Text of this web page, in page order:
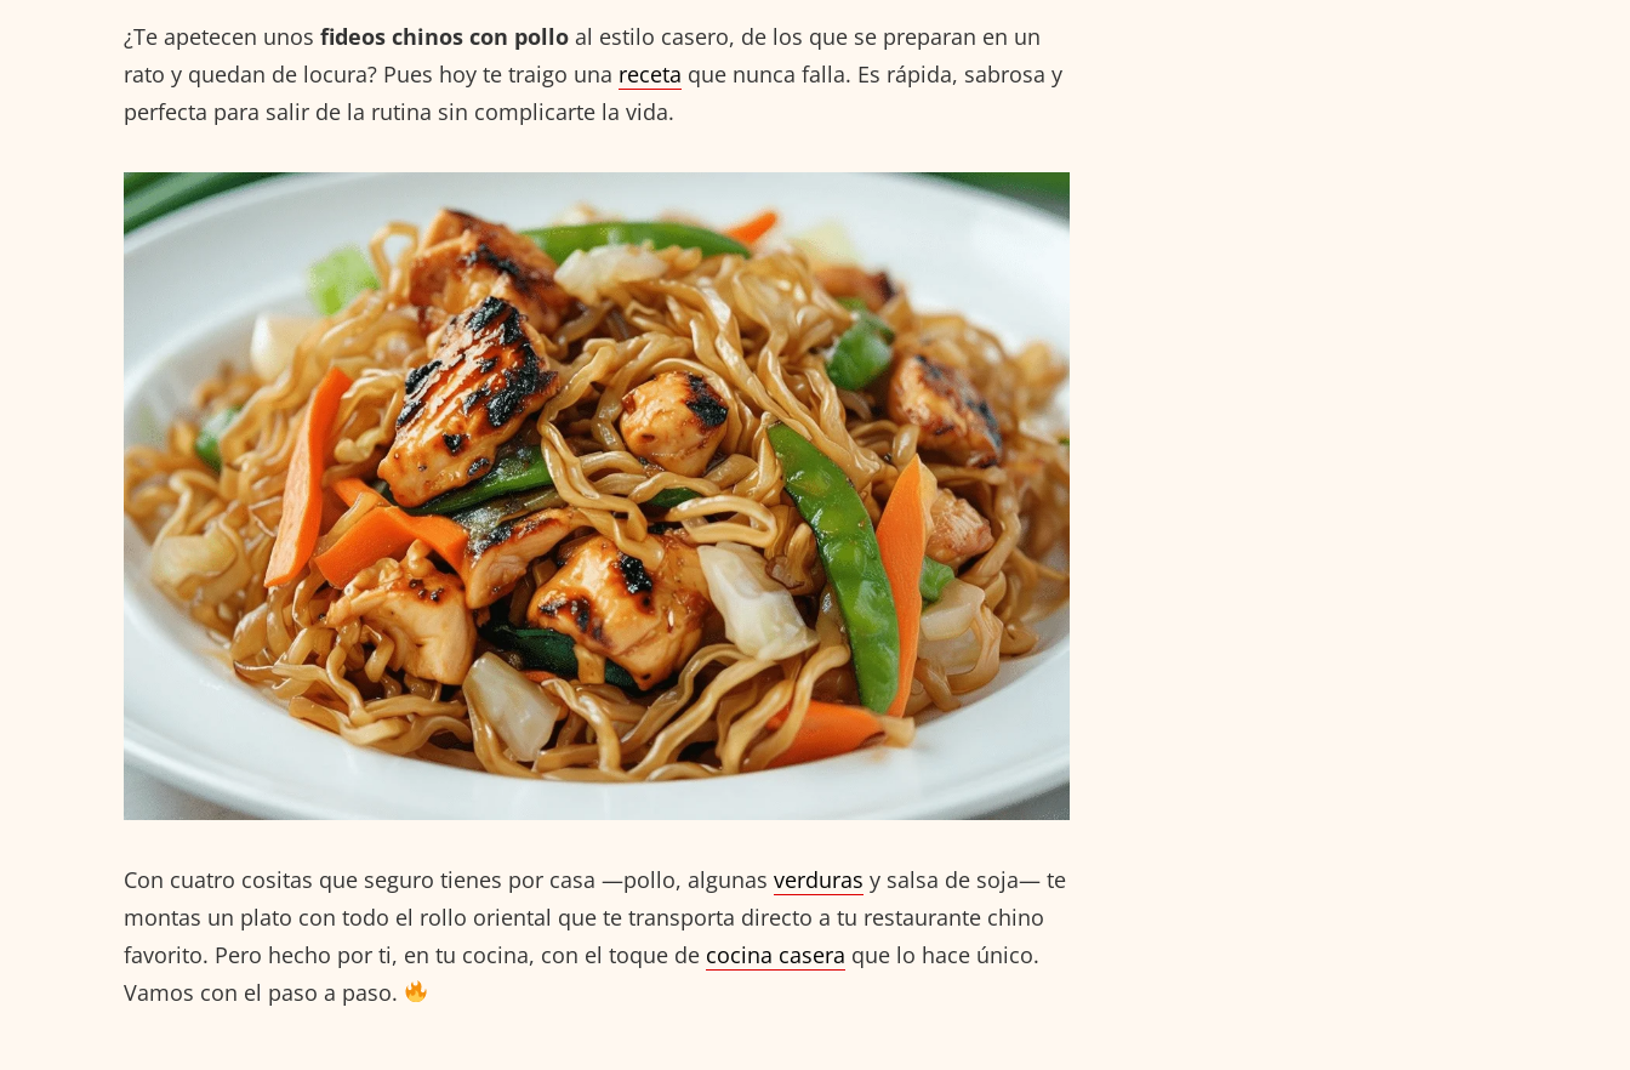
¿Te apetecen unos fideos chinos con pollo al estilo casero, de los que se preparan en un
rato y quedan de locura? Pues hoy te traigo una receta que nunca falla. Es rápida, sabrosa y
perfecta para salir de la rutina sin complicarte la vida.
Con cuatro cositas que seguro tienes por casa —pollo, algunas verduras y salsa de soja— te
montas un plato con todo el rollo oriental que te transporta directo a tu restaurante chino
favorito. Pero hecho por ti, en tu cocina, con el toque de cocina casera que lo hace único.
Vamos con el paso a paso.